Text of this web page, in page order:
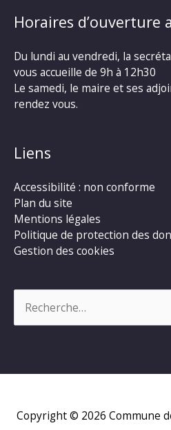
Horaires d’ouverture
Du lundi au vendredi, la
vous accueille de 9h à 12h30
Le samedi, le maire et ses
rendez vous.
Liens
Accessibilité : non conforme
Plan du site
Mentions légales
Politique de protection des
Gestion des cookies
Copyright © 2026 Commune